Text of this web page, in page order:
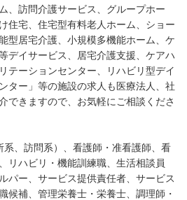
、訪問介護サービス、グループホー
住宅、住宅型有料老人ホーム、ショー
型居宅介護、小規模多機能ホーム、ケ
デイサービス、居宅介護支援、ケアハ
テーションセンター、リハビリ型デイ
ター」等の施設の求人も医療法人、社
できますので、お気軽にご相談くださ
、訪問系）、看護師・准看護師、看
リハビリ・機能訓練職、生活相談員
パー、サービス提供責任者、サービス
候補、管理栄養士・栄養士、調理師・